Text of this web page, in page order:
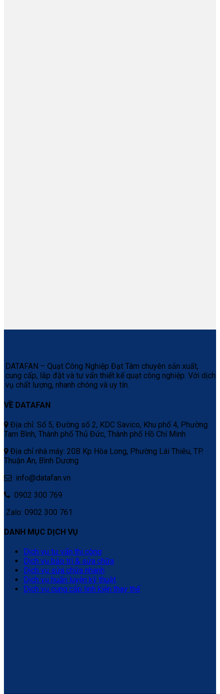
DATAFAN – Quạt Công Nghiệp Đạt Tâm chuyên sản xuất,
cung cấp, lắp đặt và tư vấn thiết kế quạt công nghiệp. Với dịch
vụ chất lượng, nhanh chóng và uy tín.
VỀ DATAFAN
Địa chỉ: Số 5, Đường số 2, KDC Savico, Khu phố 4, Phường
Tam Bình, Thành phố Thủ Đức, Thành phố Hồ Chí Minh
Địa chỉ nhà máy: 20B Kp Hòa Long, Phường Lái Thiêu, TP.
Thuận An, Bình Dương
info@datafan.vn
0902 300 769
Zalo: 0902 300 761
DANH MỤC DỊCH VỤ
Dịch vụ tư vấn thi công
Dịch vụ bảo trì & sửa chữa
Dịch vụ sửa chữa nhanh
Dịch vụ huấn luyện kỹ thuật
Dịch vụ cung cấp linh kiện thay thế